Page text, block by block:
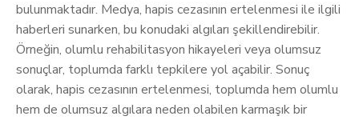
bulunmaktadır. Medya, hapis cezasının ertelenmesi ile ilgili
haberleri sunarken, bu konudaki algıları şekillendirebilir.
Örneğin, olumlu rehabilitasyon hikayeleri veya olumsuz
sonuçlar, toplumda farklı tepkilere yol açabilir. Sonuç
olarak, hapis cezasının ertelenmesi, toplumda hem olumlu
hem de olumsuz algılara neden olabilen karmaşık bir